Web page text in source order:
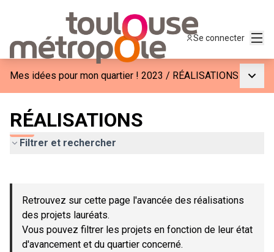
Se connecter
Mes idées pour mon quartier ! 2023 / RÉALISATIONS
RÉALISATIONS
Filtrer et rechercher
−
Retrouvez sur cette page l'avancée des réalisations
des projets lauréats.
Vous pouvez filtrer les projets en fonction de leur état
d'avancement et du quartier concerné.